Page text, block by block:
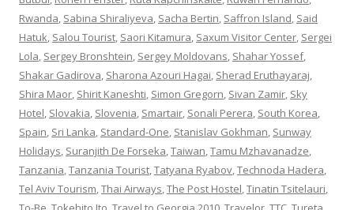
Rwanda, Sabina Shiraliyeva, Sacha Bertin, Saffron Island, Said
Hatuk, Salou Tourist, Saori Kitamura, Saxum Visitor Center, Sergei
Lola, Sergey Bronshtein, Sergey Moldovans, Shahar Yossef,
Shakar Gadirova, Sharona Azouri Hagai, Sherad Eruthayaraj,
Shira Maor, Shirit Kaneshti, Simon Gregorn, Sivan Zamir, Sky
Hotel, Slovakia, Slovenia, Smartair, Sonali Perera, South Korea,
Spain, Sri Lanka, Standard-One, Stanislav Gokhman, Sunway
Holidays, Suranjith De Forseka,Taiwan,Tamu Mzhavanadze,
Tanzania,Tanzania Tourist,Tatyana Ryabov,Technoda Hadera,
Tel Aviv Tourism,Thai Airways,The Post Hostel,Tinatin Tsitelauri,